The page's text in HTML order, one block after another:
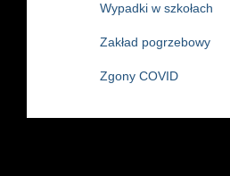
Wypadki w szkołach
Zakład pogrzebowy
Zgony COVID